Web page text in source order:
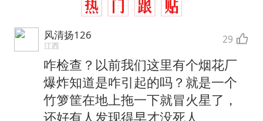
风清扬126
江西 29
咋检查？以前我们这里有个烟花厂
爆炸知道是咋引起的吗？就是一个
竹箩筐在地上拖一下就冒火星了，
还好有人发现得早才没死人